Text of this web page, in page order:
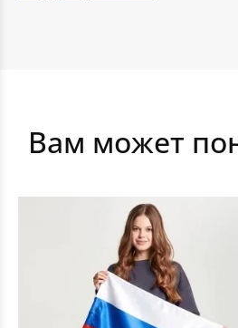
Срочное изготовление
Вам может